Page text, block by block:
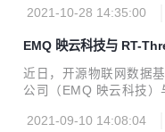
套系统及解决方案。华
V伙伴一起，共同促进
来越多的企业加入
ead这样的开源社区来
-Thread 在物联网领域
我们期待RT-Thread来
联网设备的增长。”
2021-10-28 14:35:00
EMQ 映云科技与 RT-
联网平台
近日，开源物联网数据
公司（EMQ 映云科技）
将结合各自技术优势，
2021-09-10 14:08:04